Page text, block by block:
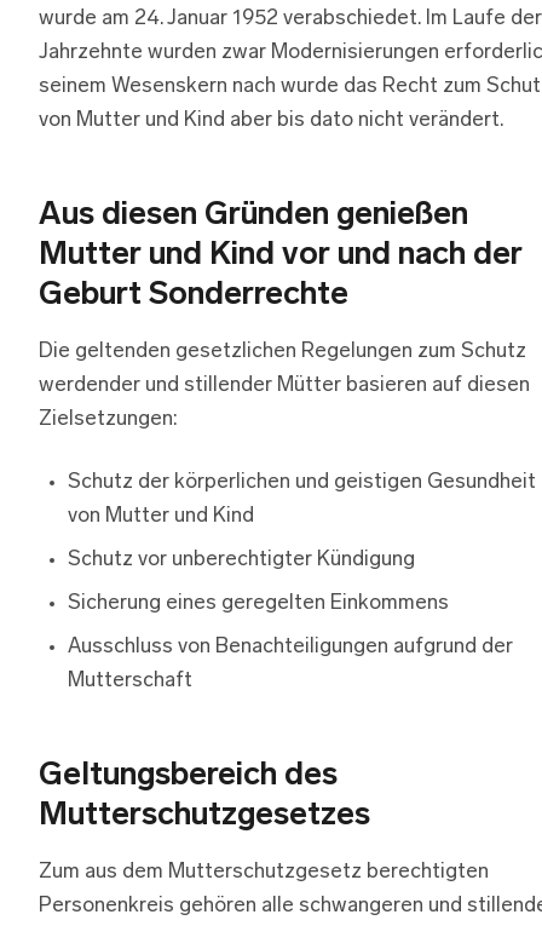
wurde am 24. Januar 1952 verabschiedet. Im Laufe der
Jahrzehnte wurden zwar Modernisierungen
seinem Wesenskern nach wurde das Recht zum
von Mutter und Kind aber bis dato nicht verändert.
Aus diesen Gründen genießen
Mutter und Kind vor und nach der
Geburt Sonderrechte
Die geltenden gesetzlichen Regelungen zum Schutz
werdender und stillender Mütter basieren auf diesen
Zielsetzungen:
Schutz der körperlichen und geistigen Gesundheit
von Mutter und Kind
Schutz vor unberechtigter Kündigung
Sicherung eines geregelten Einkommens
Ausschluss von Benachteiligungen aufgrund der
Mutterschaft
Geltungsbereich des
Mutterschutzgesetzes
Zum aus dem Mutterschutzgesetz berechtigten
Personenkreis gehören alle schwangeren und